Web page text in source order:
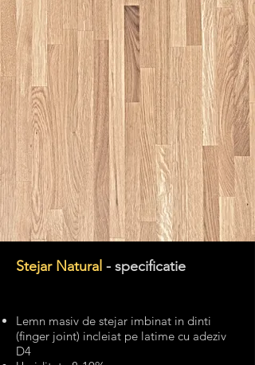
Stejar Natural - specificatie
Lemn masiv de stejar imbinat in dinti
(finger joint) incleiat pe latime cu adeziv
D4